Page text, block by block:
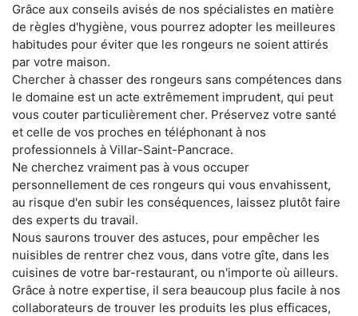
Grâce aux conseils avisés de nos spécialistes en matière
de règles d'hygiène, vous pourrez adopter les meilleures
habitudes pour éviter que les rongeurs ne soient attirés
par votre maison.
Chercher à chasser des rongeurs sans compétences dans
le domaine est un acte extrêmement imprudent, qui peut
vous couter particulièrement cher. Préservez votre santé
et celle de vos proches en téléphonant à nos
professionnels à Villar-Saint-Pancrace.
Ne cherchez vraiment pas à vous occuper
personnellement de ces rongeurs qui vous envahissent,
au risque d'en subir les conséquences, laissez plutôt faire
des experts du travail.
Nous saurons trouver des astuces, pour empêcher les
nuisibles de rentrer chez vous, dans votre gîte, dans les
cuisines de votre bar-restaurant, ou n'importe où ailleurs.
Grâce à notre expertise, il sera beaucoup plus facile à nos
collaborateurs de trouver les produits les plus efficaces,